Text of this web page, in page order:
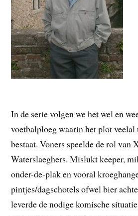
In de serie volgen we het wel en
voetbalploeg waarin het plot
bestaat. Voners speelde de rol van
Waterslaeghers. Mislukt keeper,
onder-de-plak en vooral
pintjes/dagschotels ofwel bier
leverde de nodige komische